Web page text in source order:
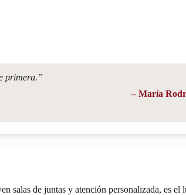
primera.”
– María
salas de juntas y atención personalizada, es el